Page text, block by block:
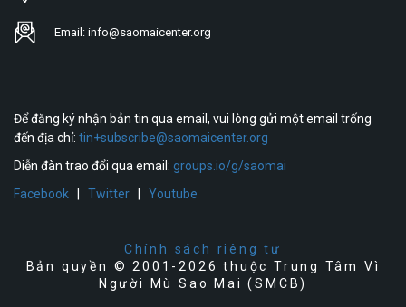
Email: info@saomaicenter.org
Để đăng ký nhận bản tin qua email, vui lòng gửi một email trống
đến địa chỉ: tin+subscribe@saomaicenter.org
Diễn đàn trao đổi qua email: groups.io/g/saomai
Facebook
Twitter Youtube
Chính sách riêng tư
Bản quyền © 2001-2026 thuộc Trung Tâm Vì
Người Mù Sao Mai (SMCB)